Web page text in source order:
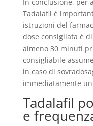
Tadalafil è
istruzioni del
dose consigliata è
almeno 30 minuti
consigliabile
in caso di
immediatamente
Tadalafil
e